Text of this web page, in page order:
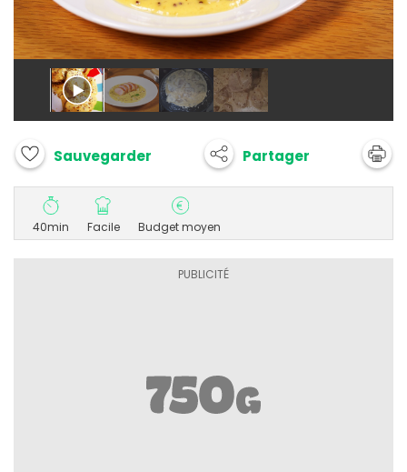
Sauvegarder Partager
40min Facile Budget moyen